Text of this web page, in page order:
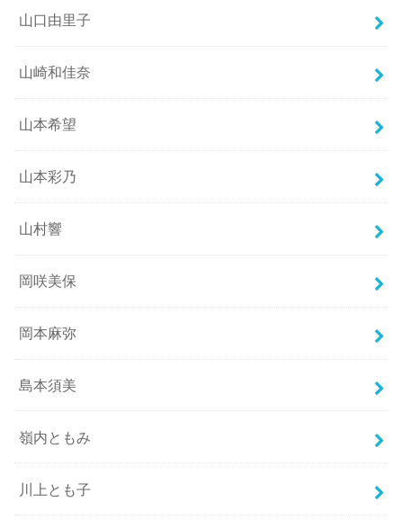
山口由里子
山崎和佳奈
山本希望
山本彩乃
山村響
岡咲美保
岡本麻弥
島本須美
嶺内ともみ
川上とも子